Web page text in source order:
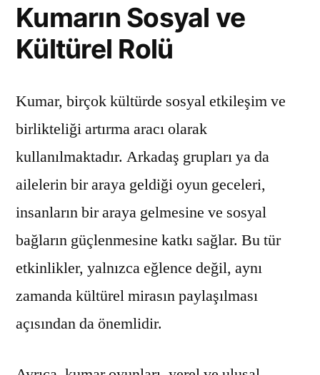
Kumarın Sosyal ve
Kültürel Rolü
Kumar, birçok kültürde sosyal etkileşim ve
birlikteliği artırma aracı olarak
kullanılmaktadır. Arkadaş grupları ya da
ailelerin bir araya geldiği oyun geceleri,
insanların bir araya gelmesine ve sosyal
bağların güçlenmesine katkı sağlar. Bu tür
etkinlikler, yalnızca eğlence değil, aynı
zamanda kültürel mirasın paylaşılması
açısından da önemlidir.